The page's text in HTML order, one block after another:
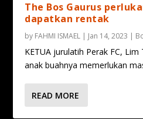
The Bos Gaurus
dapatkan rentak
by FAHMI ISMAEL | Jan 14, 2023 |
KETUA jurulatih Perak FC,
anak buahnya memerlukan
READ MORE